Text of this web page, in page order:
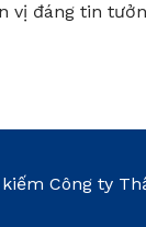
vị đáng tin
Công ty